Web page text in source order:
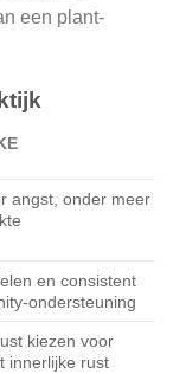
een plant-
angst, onder meer
en consistent
ondersteuning
kiezen voor
innerlijke rust